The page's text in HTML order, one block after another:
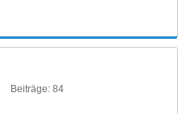
Beiträge: 84